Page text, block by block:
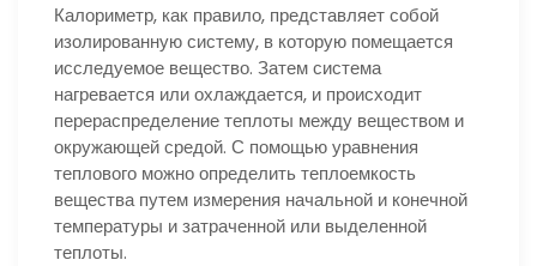
Калориметр, как правило, представляет собой
изолированную систему, в которую помещается
исследуемое вещество. Затем система
нагревается или охлаждается, и происходит
перераспределение теплоты между веществом и
окружающей средой. С помощью уравнения
теплового можно определить теплоемкость
вещества путем измерения начальной и конечной
температуры и затраченной или выделенной
теплоты.